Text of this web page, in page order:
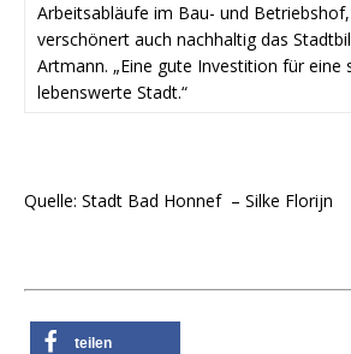
Arbeitsabläufe im Bau- und
verschönert auch nachhaltig das
Artmann. „Eine gute Investition für eine
lebenswerte Stadt.“
Quelle: Stadt Bad Honnef – Silke Florijn
teilen